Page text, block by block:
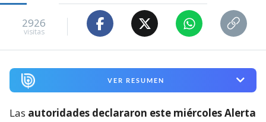
2926
visitas
VER RESUMEN
Las autoridades declararon este miércoles Alerta